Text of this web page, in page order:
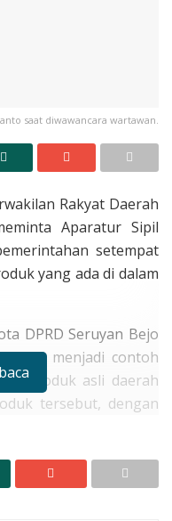
saat diwawancara wartawan.
Rakyat Daerah
Aparatur Sipil
setempat
yang ada di dalam
DPRD Seruyan Bejo
harus menjadi contoh
produk asli daerah
tersebut, dengan